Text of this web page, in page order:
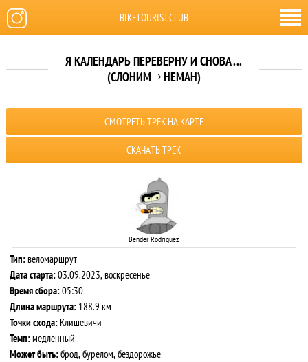
BIKETOURIST.CLUB
Я КАЛЕНДАРЬ ПЕРЕВЕРНУ И СНОВА ...
(СЛОНИМ НЕМАН)
СМОТРЕТЬ ТРЕК НА КАРТЕ
СКАЧАТЬ ТРЕК
Bender Rodriquez
Тип:веломаршрут
Дата старта:03.09.2023, воскресенье
Время сбора:05:30
Длина маршрута:188.9 км
Точки схода:Клишевичи
Темп:медленный
Может быть:брод, бурелом, бездорожье